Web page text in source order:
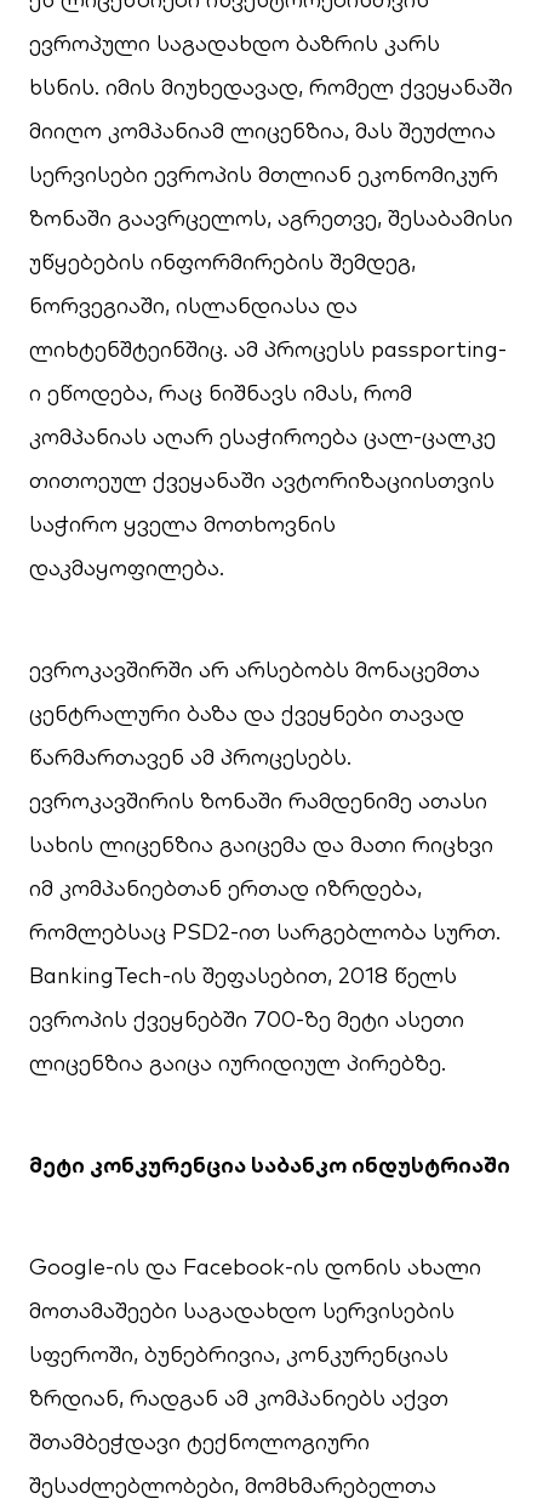
ევროპული საგადახდო ბაზრის კარს
ხსნის. იმის მიუხედავად, რომელ ქვეყანაში
მიიღო კომპანიამ ლიცენზია, მას შეუძლია
სერვისები ევროპის მთლიან ეკონომიკურ
ზონაში გაავრცელოს, აგრეთვე, შესაბამისი
უწყებების ინფორმირების შემდეგ,
ნორვეგიაში, ისლანდიასა და
ლიხტენშტეინშიც. ამ პროცესს passporting-
ი ეწოდება, რაც ნიშნავს იმას, რომ
კომპანიას აღარ ესაჭიროება ცალ-ცალკე
თითოეულ ქვეყანაში ავტორიზაციისთვის
საჭირო ყველა მოთხოვნის
დაკმაყოფილება.
ევროკავშირში არ არსებობს მონაცემთა
ცენტრალური ბაზა და ქვეყნები თავად
წარმართავენ ამ პროცესებს.
ევროკავშირის ზონაში რამდენიმე ათასი
სახის ლიცენზია გაიცემა და მათი რიცხვი
იმ კომპანიებთან ერთად იზრდება,
რომლებსაც PSD2-ით სარგებლობა სურთ.
BankingTech-ის შეფასებით, 2018 წელს
ევროპის ქვეყნებში 700-ზე მეტი ასეთი
ლიცენზია გაიცა იურიდიულ პირებზე.
მეტი კონკურენცია საბანკო ინდუსტრიაში
Google-ის და Facebook-ის დონის ახალი
მოთამაშეები საგადახდო სერვისების
სფეროში, ბუნებრივია, კონკურენციას
ზრდიან, რადგან ამ კომპანიებს აქვთ
შთამბეჭდავი ტექნოლოგიური
შესაძლებლობები, მომხმარებელთა